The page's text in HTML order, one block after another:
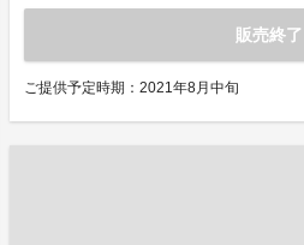
販売終了
ご提供予定時期：2021年8月中旬